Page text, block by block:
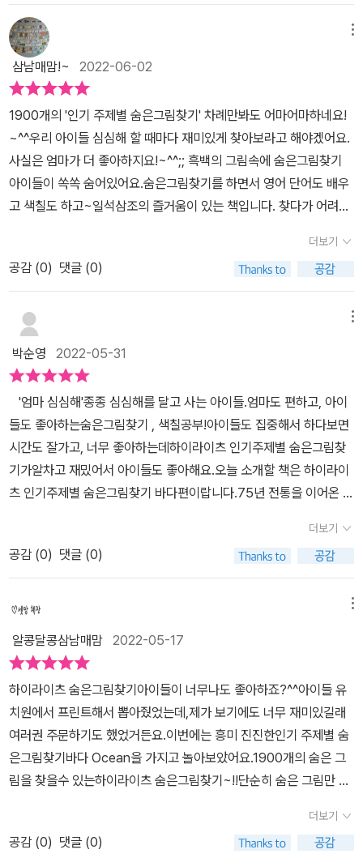
빠까지 등장!온 가족이 모여서 찾으니아이도 너무너무 좋아합니
다. 그리고 또 한가지 특징!찾아야 할 그림들, 밑에 한글과 영어로 되
어 있어서영어 단어도 익힐수 있습니다. 창의적 사고와 집중력 관찰
력까지 키워줄 수 있게 도와주는 책이라 앞으로도 많이 사랑받을거
같다. [출판사로부터 도서 협찬을 받았고 본인의 주관적인 견해에 의
하여 작성함] ​​​​​​
서 숨은그림이 다양한 각도로숨겨져 있음을 알고 찾아 내었다. 찾아
야 할 숨은 그림을 보고 무엇인지 바로 알 수 있는 것도 있고갸우뚱?
하게 만드는 그림도 있다. 유아인 아이는 주로 그림을 보고 찾았다. 초
등 이상부터는 그림 밑에 한국어와 영어로 이름을 읽어보면서영어 단
어도 은근히 익힐 수 있는 계기가 된다.바다를 주제로 상상력과 재미
가 가득한 다양한 그림들을 보는 즐거움도 있다. 제목을 읽어보면 어
떤 내용인지 바로 이해가 된다. 그림을 보면서 짧은 이야기도 만들어
볼 수 있다. ㅎㅎ한 면에 한 개의 주제, 두 면에 한 개의 주제가 있어,
개인이 즐길 수도 있고둘이서 시합을 할 수도 있고여럿이 모여 함께
찾아 볼 수도 있다. 숨은그림 찾기 중 반복 되는 그림도 있는데생김새
를 보고 어떤 위치에 숨어 있을지 비슷한 곳을 찾아 예측하기도 했
다. 사실적인 사물 그림이라기 보다는 살짝 난해한 사물의 그림들도
고기, 종, 피자조각, 새, 칫솔, 아이스크림 콘은몇 개씩 찾았는지 미션
이 나와있다. 반복되는 사물임을 알 수 있다. 제일 먼저 7살 막둥이가
시작했다. 이리저리 그림들을 살펴보며 숨은 그림을 찾으면 색칠하고
찾은 것은 / 표시 했다. 정말 꼭꼭 숨어 있는 2 ~3개는 엄마 찬스를
쓰기도 했다. 헐, 그런데 엄마 눈에도 찾기 어려운 것들이 있다. 그럼
일단 패 ~~ 쑤!다른 걸 한 후 다시 한 번 보면 눈에 보이기도 하니너
무 스트레스 받으며 끝까지 하지 않도록 이야기 했다. 막둥아, 그림만
찾지 말고 이름도 한 번... 읽어 보지 않을래? ^^;;;초등 누나가 같이
다. '엄마, 여기 숨은 그림이 있는데 예시 그림에는 없어!'가끔씩 찾지
않는 그림들이 숨어 있는 경우가 나오기도 한다. 중등 누나까지 합세!
드디어 시합이 벌어졌다. 1:2로 누가 먼저 다 찾는지 시~~~~작!역시
도'다시 해 보자!'며 승부욕을 불태우기도 했다. 싸인펜, 색연필 등 자
신이 편한 도구들을 사용하며 100개 이상의 그림 속에 숨어 있는 그
림들을 찾아알록달록 한 페이지씩 색칠해 나갔다. 130p부터 정답이
나오긴 하지만 아이들은 정답을 보지 않고끝까지 찾아내었다. 흥미진
진한 인기 주제별 숨은그림찾기 시리즈. 바다 이외에도 여행, 학교, 우
주가 있다니 모두 모두 해 보고 싶다. 관찰력, 집중력, 어휘력, 순발력,
상상력을 향상 시킬 수 있어 좋은 것 같다. * 출판사로부터 도서협찬
삼남매맘!~ 2022-06-02
1900개의 '인기 주제별 숨은그림찾기' 차례만봐도 어마어마하네요!
~^^우리 아이들 심심해 할 때마다 재미있게 찾아보라고 해야겠어요.
사실은 엄마가 더 좋아하지요!~^^;; 흑백의 그림속에 숨은그림찾기
아이들이 쏙쏙 숨어있어요.숨은그림찾기를 하면서 영어 단어도 배우
고 색칠도 하고~일석삼조의 즐거움이 있는 책입니다. 찾다가 어려운
하고 있어요!~^^각 주제별로 한개씩은 꼭 못찾고 있거든요. 울 아이
들 나란히 앉아 한쪽면씩 고개를 맞대고 숨은그림찾기를 하며누가 먼
저 다 찾는지 내기를 합니다.쉬운거는 무척 금방 보이는데 그렇지 않
은 것도 꼭 한 두개씩 있어서엄마의 도움을 필요로 합니다.숨은그림
찾기 좋아하는 엄마는 적극적으로 나서서 찾아준답니다!~^^ Highlig
hts 인기 주제별 숨은그림찾기 바다(Ocean)뿐만 아니라다양한 주
제의 숨은그림찾기 시리즈가 있던데 다음엔 다른 주제로도전해 보아
야겠어요!~ 본 서평은 해당 출판사로부터 도서를 제공받아 작성한 글
입니다.
더보기
공감 (0) 댓글 (0)
박순영 2022-05-31
'엄마 심심해'종종 심심해를 달고 사는 아이들.엄마도 편하고, 아이
들도 좋아하는숨은그림찾기 , 색칠공부!아이들도 집중해서 하다보면
시간도 잘가고, 너무 좋아하는데하이라이츠 인기주제별 숨은그림찾
기가알차고 재밌어서 아이들도 좋아해요.오늘 소개할 책은 하이라이
츠 인기주제별 숨은그림찾기 바다편이랍니다.75년 전통을 이어온 하
어요.하이라이츠 숨은그림찾기 시리즈는즐겁게 재능 계발하기용으
로 출간한 어린이 아동서에요.전세계 1,000만 부모가 선택한하이라
이츠의 숨은그림찾기 시리즈흥미진진한 인기주제별 숨은그림찾기여
행/바다/학교/우주 시리즈는 계속 출간되요.표지 안쪽엔 하이라이
림이 몇개씩 나오는지 적도록 구성되어있어요.똑같은 사물도 장면장
면마다 다르게 그려져있어서사물을 바라보는 다양한 시각과다양
한 창의적인 사고능력을 기를수 있어요.눈썰미가 좋아야겠죠?^^ 인
기주제별 숨은그림찾기 바다편차례대로 하지않고 하고싶은 그림부터
선택해서 해도 상관없어요.제목만 읽어보면 어떤 그림의 장면일까?
호기심을 불러일으키기도해요.숨은그림찾기를 마친것은 v표시로 해
둬서찾기 편하도록 되어 있어요.한페이지에 한그림이거나두페이지
에 한그림으로 되어 있어요.100개 이상의 재미있는 다양한 주제의 그
림들로그림보는 재미도 있고,꼭꼭 숨어있는 1,900개 이상의 그림
더보기
공감 (0) 댓글 (0)
알콩달콩삼남매맘 2022-05-17
하이라이츠 숨은그림찾기아이들이 너무나도 좋아하죠?^^​아이들 유
치원에서 프린트해서 뽑아줬었는데,제가 보기에도 너무 재미있길래
여러권 주문하기도 했었거든요.​이번에는 흥미 진진한인기 주제별 숨
은그림찾기바다 Ocean을 가지고 놀아보았어요.1900개의 숨은 그
림을 찾을수 있는하이라이츠 숨은그림찾기~!!​단순히 숨은 그림만 찾
는 책이더라구요.100개 이상의 재미있는 그림속에서 1900이상의
그림찾기~!!주제가 다양한 만큼다양한 그림들이 정말 많아요.아이들
더보기
공감 (0) 댓글 (0)